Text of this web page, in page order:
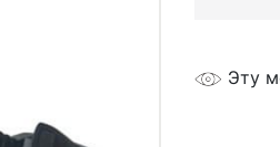
Эту